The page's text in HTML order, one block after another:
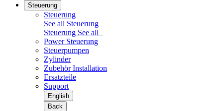
Steuerung
Steuerung
See all Steuerung
Steuerung See all
Power Steuerung
Steuerpumpen
Zylinder
Zubehör Installation
Ersatzteile
Support
English
Back